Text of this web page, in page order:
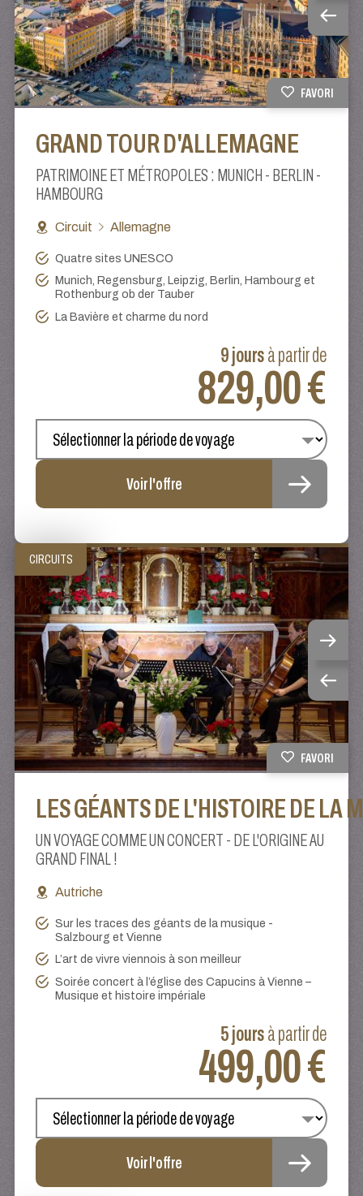
FAVORI
GRAND TOUR D'ALLEMAGNE
PATRIMOINE ET MÉTROPOLES : MUNICH - BERLIN -
HAMBOURG
Circuit Allemagne
Quatre sites UNESCO
Munich, Regensburg, Leipzig, Berlin, Hambourg et
Rothenburg ob der Tauber
La Bavière et charme du nord
9 joursà partir de
829,00 €
Voir l'offre
CIRCUITS
FAVORI
LES GÉANTS DE L'HISTOIRE DE LA
UN VOYAGE COMME UN CONCERT - DE L'ORIGINE AU
GRAND FINAL !
Autriche
Sur les traces des géants de la musique -
Salzbourg et Vienne
L’art de vivre viennois à son meilleur
Soirée concert à l’église des Capucins à Vienne –
Musique et histoire impériale
5 joursà partir de
499,00 €
Voir l'offre